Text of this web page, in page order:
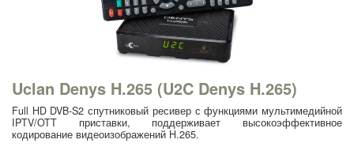
Uclan Denys H.265 (U2C Denys H.265)
Full HD DVB-S2 спутниковый ресивер с функциями мультимедийной
IPTV/OTT приставки, поддерживает высокоэффективное
кодирование видеоизображений H.265.